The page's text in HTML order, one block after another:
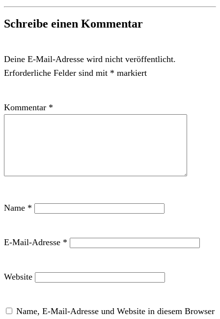
Schreibe einen Kommentar
Deine E-Mail-Adresse wird nicht veröffentlicht.
Erforderliche Felder sind mit * markiert
Kommentar *
Name *
E-Mail-Adresse *
Website
Name, E-Mail-Adresse und Website in diesem Browser